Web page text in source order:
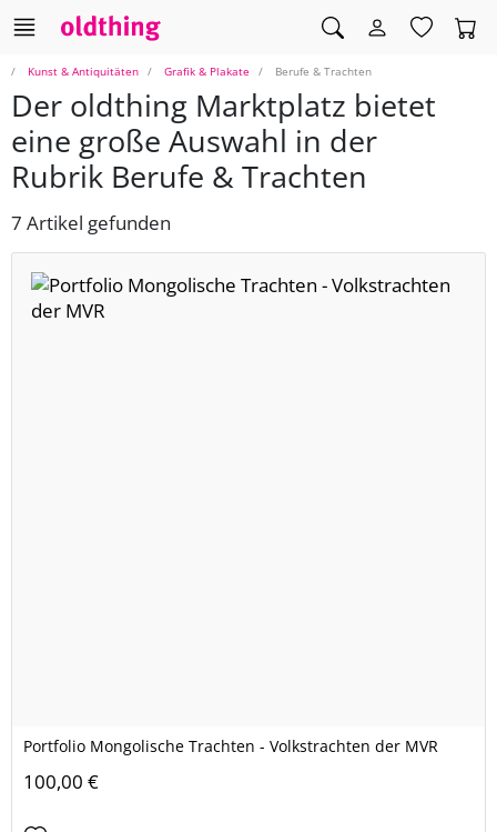
Kunst & Antiquitäten Grafik & Plakate Berufe & Trachten
Der oldthing Marktplatz bietet
eine große Auswahl in der
Rubrik Berufe & Trachten
7 Artikel gefunden
Portfolio Mongolische Trachten - Volkstrachten der MVR
100,00 €